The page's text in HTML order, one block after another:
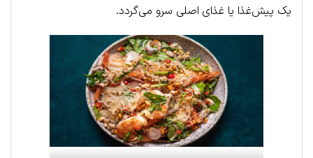
یک پیش‌غذا یا غذای اصلی سرو می‌گردد.